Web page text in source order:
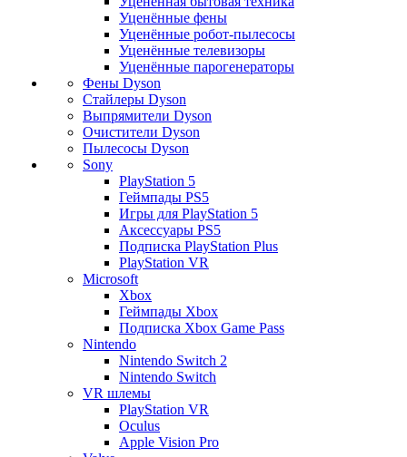
Уценённые фены
Уценённые робот-пылесосы
Уценённые телевизоры
Уценённые парогенераторы
Фены Dyson
Стайлеры Dyson
Выпрямители Dyson
Очистители Dyson
Пылесосы Dyson
Sony
PlayStation 5
Геймпады PS5
Игры для PlayStation 5
Аксессуары PS5
Подписка PlayStation Plus
PlayStation VR
Microsoft
Xbox
Геймпады Xbox
Подписка Xbox Game Pass
Nintendo
Nintendo Switch 2
Nintendo Switch
VR шлемы
PlayStation VR
Oculus
Apple Vision Pro